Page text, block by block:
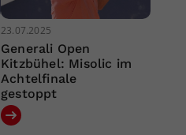
23.07.2025
Generali Open
Kitzbühel: Misolic im
Achtelfinale
gestoppt